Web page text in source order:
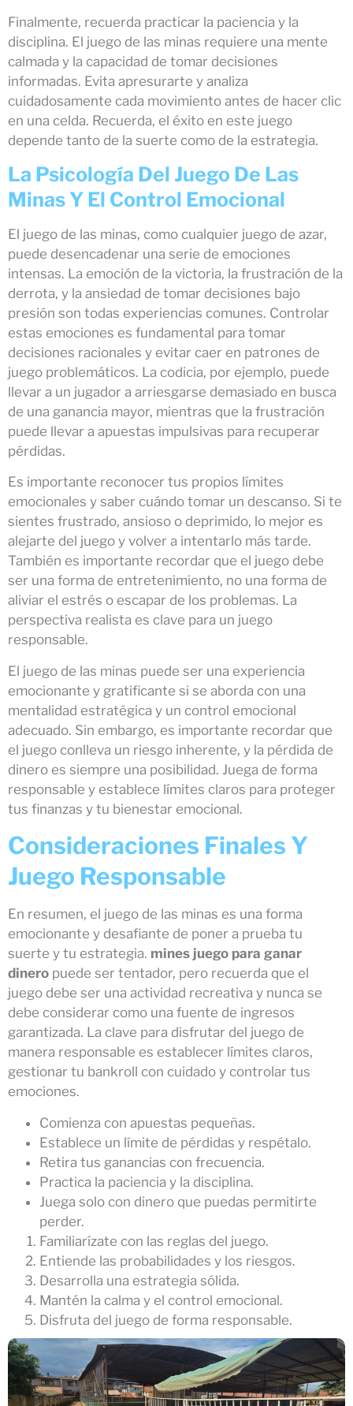
Finalmente, recuerda practicar la paciencia y la
disciplina. El juego de las minas requiere una mente
calmada y la capacidad de tomar decisiones
informadas. Evita apresurarte y analiza
cuidadosamente cada movimiento antes de hacer clic
en una celda. Recuerda, el éxito en este juego
depende tanto de la suerte como de la estrategia.
La Psicología Del Juego De Las
Minas Y El Control Emocional
El juego de las minas, como cualquier juego de azar,
puede desencadenar una serie de emociones
intensas. La emoción de la victoria, la frustración de la
derrota, y la ansiedad de tomar decisiones bajo
presión son todas experiencias comunes. Controlar
estas emociones es fundamental para tomar
decisiones racionales y evitar caer en patrones de
juego problemáticos. La codicia, por ejemplo, puede
llevar a un jugador a arriesgarse demasiado en busca
de una ganancia mayor, mientras que la frustración
puede llevar a apuestas impulsivas para recuperar
pérdidas.
Es importante reconocer tus propios límites
emocionales y saber cuándo tomar un descanso. Si te
sientes frustrado, ansioso o deprimido, lo mejor es
alejarte del juego y volver a intentarlo más tarde.
También es importante recordar que el juego debe
ser una forma de entretenimiento, no una forma de
aliviar el estrés o escapar de los problemas. La
perspectiva realista es clave para un juego
responsable.
El juego de las minas puede ser una experiencia
emocionante y gratificante si se aborda con una
mentalidad estratégica y un control emocional
adecuado. Sin embargo, es importante recordar que
el juego conlleva un riesgo inherente, y la pérdida de
dinero es siempre una posibilidad. Juega de forma
responsable y establece límites claros para proteger
tus finanzas y tu bienestar emocional.
Consideraciones Finales Y
Juego Responsable
En resumen, el juego de las minas es una forma
emocionante y desafiante de poner a prueba tu
suerte y tu estrategia. mines juego para ganar
dinero puede ser tentador, pero recuerda que el
juego debe ser una actividad recreativa y nunca se
debe considerar como una fuente de ingresos
garantizada. La clave para disfrutar del juego de
manera responsable es establecer límites claros,
gestionar tu bankroll con cuidado y controlar tus
emociones.
Comienza con apuestas pequeñas.
Establece un límite de pérdidas y respétalo.
Retira tus ganancias con frecuencia.
Practica la paciencia y la disciplina.
Juega solo con dinero que puedas permitirte
perder.
Familiarízate con las reglas del juego.
Entiende las probabilidades y los riesgos.
Desarrolla una estrategia sólida.
Mantén la calma y el control emocional.
Disfruta del juego de forma responsable.